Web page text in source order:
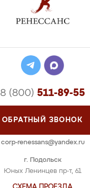
г. Подольск
Юных Ленинцев пр-т, 61
8 (800) 511-89-55
ОБРАТНЫЙ ЗВОНОК
corp-renessans@yandex.ru